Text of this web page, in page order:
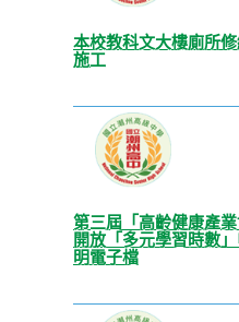
本校教科文大樓廁所
施工
第三屆「高齡健康產
開放「多元學習時數
明電子檔